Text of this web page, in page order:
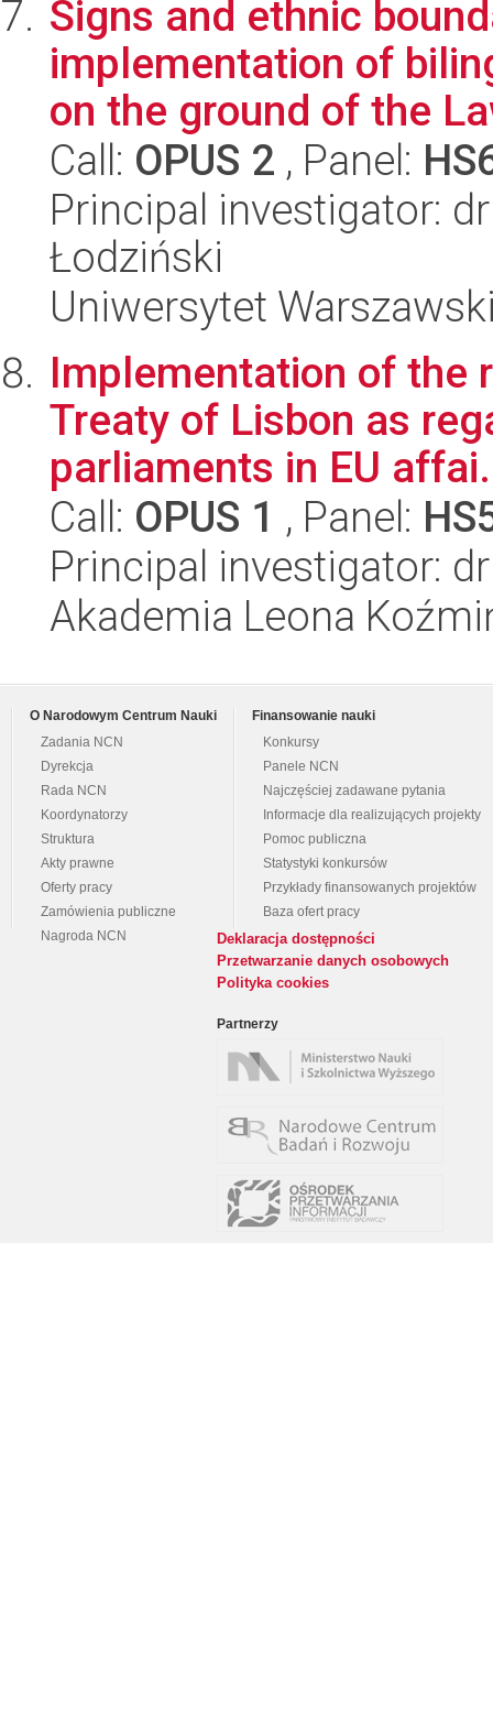
Signs and ethnic
implementation of
on the ground of the
Call: OPUS 2 , Panel:
Principal investigator:
Łodziński
Uniwersytet
Implementation of the
Treaty of Lisbon as
parliaments in EU
Call: OPUS 1 , Panel:
Principal investigator:
Akademia Leona
O Narodowym Centrum Nauki
Zadania NCN
Dyrekcja
Rada NCN
Koordynatorzy
Struktura
Akty prawne
Oferty pracy
Zamówienia publiczne
Nagroda NCN
Finansowanie nauki
Konkursy
Panele NCN
Najczęściej zadawane pytania
Informacje dla realizujących projekty
Pomoc publiczna
Statystyki konkursów
Przykłady finansowanych projektów
Baza ofert pracy
Deklaracja dostępności
Przetwarzanie danych osobowych
Polityka cookies
Partnerzy